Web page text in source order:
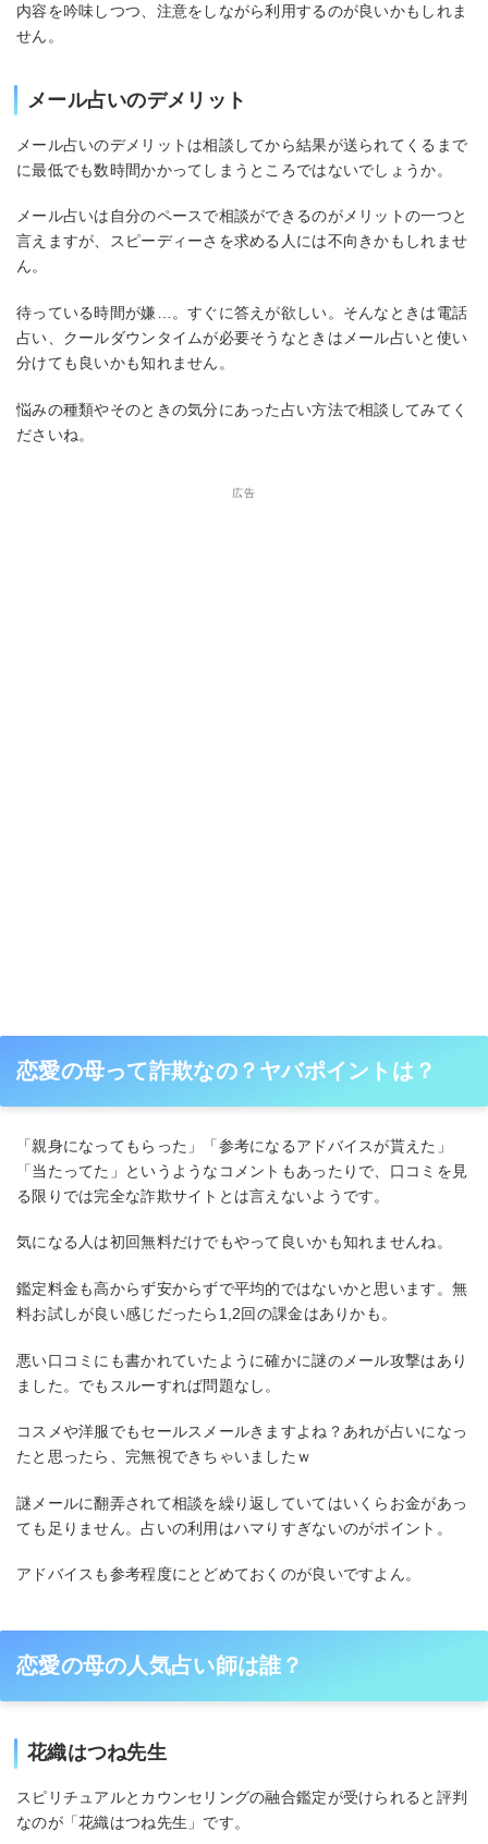
内容を吟味しつつ、注意をしながら利用するのが良いかもしれま
せん。
メール占いのデメリット
メール占いのデメリットは相談してから結果が送られてくるまで
に最低でも数時間かかってしまうところではないでしょうか。
メール占いは自分のペースで相談ができるのがメリットの一つと
言えますが、スピーディーさを求める人には不向きかもしれませ
ん。
待っている時間が嫌…。すぐに答えが欲しい。そんなときは電話
占い、クールダウンタイムが必要そうなときはメール占いと使い
分けても良いかも知れません。
悩みの種類やそのときの気分にあった占い方法で相談してみてく
ださいね。
広告
恋愛の母って詐欺なの？ヤバポイントは？
「親身になってもらった」「参考になるアドバイスが貰えた」
「当たってた」というようなコメントもあったりで、口コミを見
る限りでは完全な詐欺サイトとは言えないようです。
気になる人は初回無料だけでもやって良いかも知れませんね。
鑑定料金も高からず安からずで平均的ではないかと思います。無
料お試しが良い感じだったら1,2回の課金はありかも。
悪い口コミにも書かれていたように確かに謎のメール攻撃はあり
ました。でもスルーすれば問題なし。
コスメや洋服でもセールスメールきますよね？あれが占いになっ
たと思ったら、完無視できちゃいましたｗ
謎メールに翻弄されて相談を繰り返していてはいくらお金があっ
ても足りません。占いの利用はハマりすぎないのがポイント。
アドバイスも参考程度にとどめておくのが良いですよん。
恋愛の母の人気占い師は誰？
花織はつね先生
スピリチュアルとカウンセリングの融合鑑定が受けられると評判
なのが「花織はつね先生」です。